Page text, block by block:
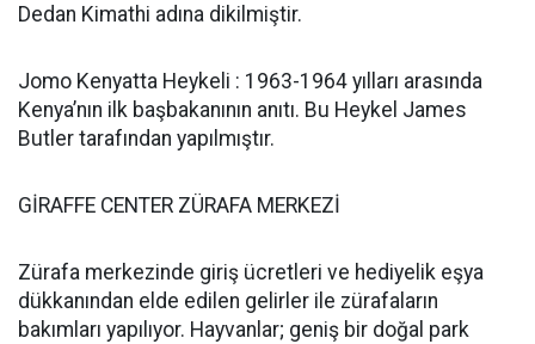
Dedan Kimathi adına dikilmiştir.
Jomo Kenyatta Heykeli : 1963-1964 yılları arasında
Kenya’nın ilk başbakanının anıtı. Bu Heykel James
Butler tarafından yapılmıştır.
GİRAFFE CENTER ZÜRAFA MERKEZİ
Zürafa merkezinde giriş ücretleri ve hediyelik eşya
dükkanından elde edilen gelirler ile zürafaların
bakımları yapılıyor. Hayvanlar; geniş bir doğal park